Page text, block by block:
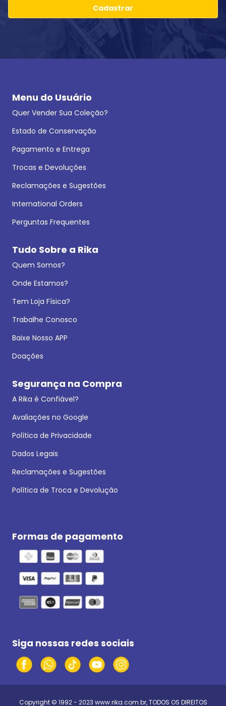
Cadastrar
Menu do Usuário
Quer Vender Sua Coleção?
Estado de Conservação
Pagamento e Entrega
Trocas e Devoluções
Reclamações e Sugestões
International Orders
Perguntas Frequentes
Tudo Sobre a Rika
Quem Somos?
Onde Estamos?
Tem Loja Física?
Trabalhe Conosco
Baixe Nosso APP
Doações
Segurança na Compra
A Rika é Confiável?
Avaliações no Google
Política de Privacidade
Dados Legais
Reclamações e Sugestões
Política de Troca e Devolução
Formas de pagamento
Siga nossas redes sociais
Copyright © 1992 - 2023 www.rika.com.br, TODOS OS DIREITOS